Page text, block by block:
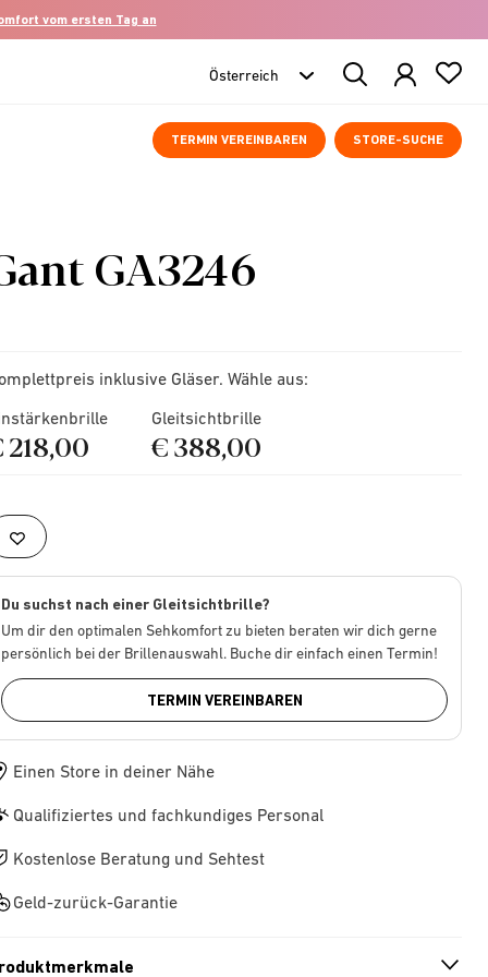
vom ersten Tag an
Search
Products
TERMIN VEREINBAREN STORE-SUCHE
GA3246
inklusive Gläser. Wähle aus:
218,00
Gleitsichtbrille
€ 388,00
Du suchst nach einer Gleitsichtbrille?
Um dir den optimalen Sehkomfort zu bieten beraten wir dich gerne
persönlich bei der Brillenauswahl. Buche dir einfach einen Termin!
TERMIN VEREINBAREN
Einen Store in deiner Nähe
Qualifiziertes und fachkundiges Personal
Kostenlose Beratung und Sehtest
Geld-zurück-Garantie